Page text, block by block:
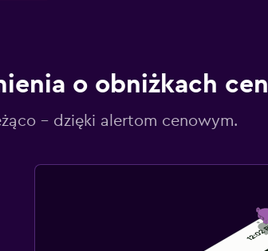
o obniżkach cen
– dzięki alertom cenowym.